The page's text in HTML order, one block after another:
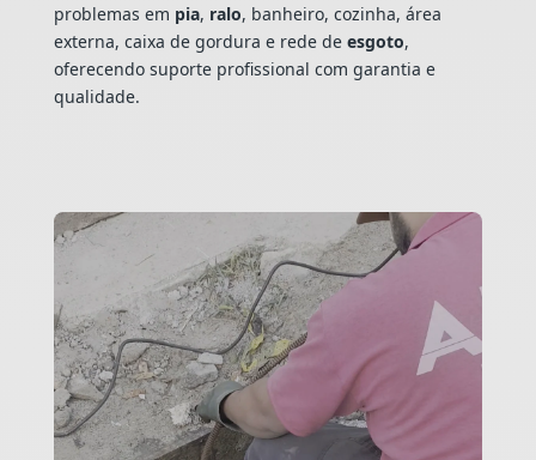
problemas em pia, ralo, banheiro, cozinha, área
externa, caixa de gordura e rede de esgoto,
oferecendo suporte profissional com garantia e
qualidade.